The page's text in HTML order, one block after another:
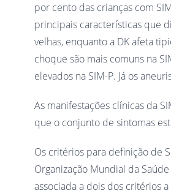
por cento das crianças com
principais características que
velhas, enquanto a DK afeta
choque são mais comuns na
elevados na SIM-P. Já os
As manifestações clínicas da
que o conjunto de sintomas
Os critérios para definição de
Organização Mundial da
associada a dois dos critérios